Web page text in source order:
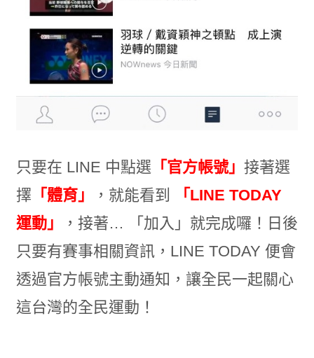
只要在 LINE 中點選 「官方帳號」 接著選
擇 「體育」 ，就能看到
「LINE TODAY
運動」
，接著… 「加入」就完成囉！日後
只要有賽事相關資訊，LINE TODAY 便會
透過官方帳號主動通知，讓全民一起關心
這台灣的全民運動！